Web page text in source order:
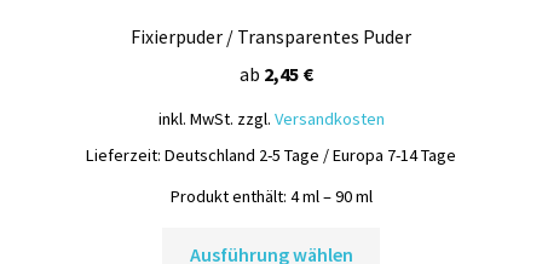
Fixierpuder / Transparentes Puder
ab 2,45 €
inkl. MwSt. zzgl. Versandkosten
Lieferzeit: Deutschland 2-5 Tage / Europa 7-14 Tage
Produkt enthält: 4ml– 90ml
Ausführung wählen